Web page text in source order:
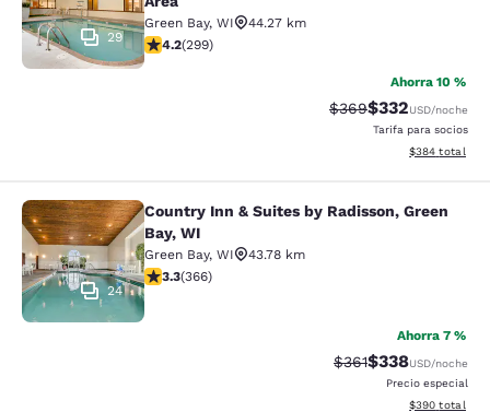
29
Green Bay, WI
44.27 km
calificación de 4.19 estrellas. Muy bueno. 299 reseñas
4.2(299)
Ahorra 10 %
Precio tachado:
$369Precio con
$332USD/noche
Tarifa para socios
Ver detalles
$384 total
Country Inn & Suites by Radisson,
24
Country Inn & Suites by Radisson, Green
Bay, WI
Green Bay, WI
43.78 km
calificación de 3.28 estrellas. Bueno. 366 reseñas
3.3(366)
Ahorra 7 %
Precio tachado:
$361Precio con
$338USD/noche
Precio especial
Ver detalles
$390 total